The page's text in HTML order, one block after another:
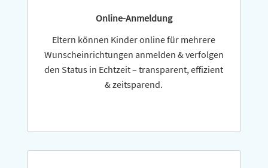
Online-Anmeldung
Eltern können Kinder online für mehrere
Wunscheinrichtungen anmelden & verfolgen
den Status in Echtzeit – trans­pa­rent, effi­zient
& zeitsparend.